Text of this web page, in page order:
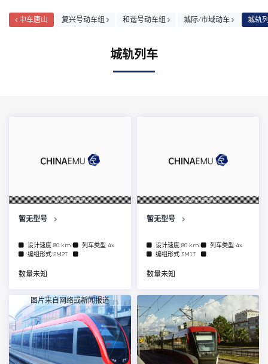
中车唐山 复兴号动车组 和谐号动车组 城际/市域动车 城轨
城轨列车
中车唐山机车车辆有限公司
暂无型号
设计速度 80 km/h 列车类型 4x
编组形式 2M2T
数量未知
中车唐山机车车辆有限公司
暂无型号
设计速度 80 km/h 列车类型 4x
编组形式 3M1T
数量未知
图片来自网络或新闻报道